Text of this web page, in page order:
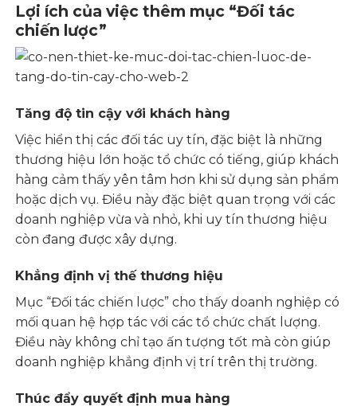
Lợi ích của việc thêm mục “Đối tác
chiến lược”
Tăng độ tin cậy với khách hàng
Việc hiển thị các đối tác uy tín, đặc biệt là những
thương hiệu lớn hoặc tổ chức có tiếng, giúp khách
hàng cảm thấy yên tâm hơn khi sử dụng sản phẩm
hoặc dịch vụ. Điều này đặc biệt quan trọng với các
doanh nghiệp vừa và nhỏ, khi uy tín thương hiệu
còn đang được xây dựng.
Khẳng định vị thế thương hiệu
Mục “Đối tác chiến lược” cho thấy doanh nghiệp có
mối quan hệ hợp tác với các tổ chức chất lượng.
Điều này không chỉ tạo ấn tượng tốt mà còn giúp
doanh nghiệp khẳng định vị trí trên thị trường.
Thúc đẩy quyết định mua hàng